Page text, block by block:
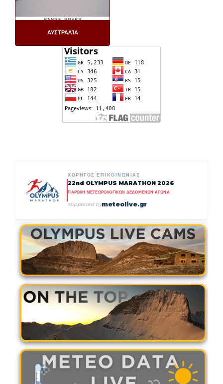
ΑΥΣΤΡΑΛΊΑ
ΧΟΡΗΓΟΣ ΕΠΙΚΟΙΝΩΝΙΑΣ
22nd OLYMPUS MARATHON 2026
ΠΑΡΟΧΗ ΜΕΤΕΩΡΟΛΟΓΙΚΩΝ ΔΕΔΟΜΕΝΩΝ ΑΓΩΝΑ
supported bymeteolive.gr